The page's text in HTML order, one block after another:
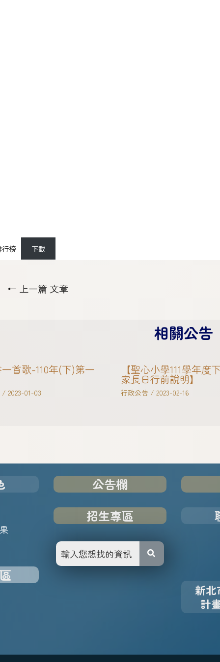
行榜 下載
← 上一篇 文章
相關公告
首歌-110年(下)第一
/ 2023-01-03
【聖心小學111學年度
家長日行前說明】
行政公告/ 2023-02-16
公告欄
招生專區
新北
計